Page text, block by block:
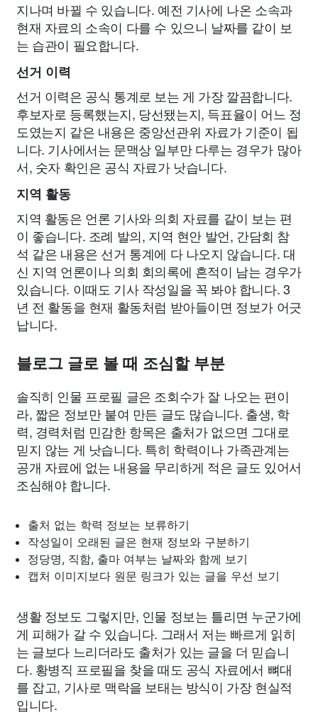
지나며 바뀔 수 있습니다. 예전 기사에 나온 소속과
현재 자료의 소속이 다를 수 있으니 날짜를 같이 보
는 습관이 필요합니다.
선거 이력
선거 이력은 공식 통계로 보는 게 가장 깔끔합니다.
후보자로 등록했는지, 당선됐는지, 득표율이 어느 정
도였는지 같은 내용은 중앙선관위 자료가 기준이 됩
니다. 기사에서는 문맥상 일부만 다루는 경우가 많아
서, 숫자 확인은 공식 자료가 낫습니다.
지역 활동
지역 활동은 언론 기사와 의회 자료를 같이 보는 편
이 좋습니다. 조례 발의, 지역 현안 발언, 간담회 참
석 같은 내용은 선거 통계에 다 나오지 않습니다. 대
신 지역 언론이나 의회 회의록에 흔적이 남는 경우가
있습니다. 이때도 기사 작성일을 꼭 봐야 합니다. 3
년 전 활동을 현재 활동처럼 받아들이면 정보가 어긋
납니다.
블로그 글로 볼 때 조심할 부분
솔직히 인물 프로필 글은 조회수가 잘 나오는 편이
라, 짧은 정보만 붙여 만든 글도 많습니다. 출생, 학
력, 경력처럼 민감한 항목은 출처가 없으면 그대로
믿지 않는 게 낫습니다. 특히 학력이나 가족관계는
공개 자료에 없는 내용을 무리하게 적은 글도 있어서
조심해야 합니다.
출처 없는 학력 정보는 보류하기
작성일이 오래된 글은 현재 정보와 구분하기
정당명, 직함, 출마 여부는 날짜와 함께 보기
캡처 이미지보다 원문 링크가 있는 글을 우선 보기
생활 정보도 그렇지만, 인물 정보는 틀리면 누군가에
게 피해가 갈 수 있습니다. 그래서 저는 빠르게 읽히
는 글보다 느리더라도 출처가 있는 글을 더 믿습니
다. 황병직 프로필을 찾을 때도 공식 자료에서 뼈대
를 잡고, 기사로 맥락을 보태는 방식이 가장 현실적
입니다.